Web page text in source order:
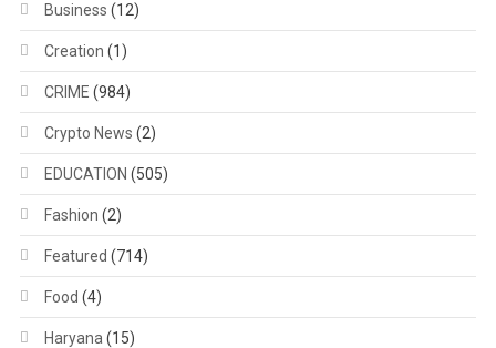
Business (12)
Creation (1)
CRIME (984)
Crypto News (2)
EDUCATION (505)
Fashion (2)
Featured (714)
Food (4)
Haryana(15)